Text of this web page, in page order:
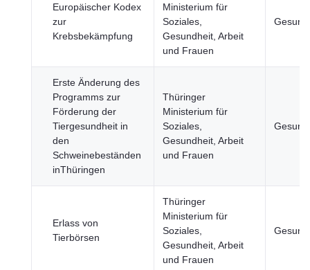
Europäischer Kodex
zur
Krebsbekämpfung
Ministerium für
Soziales,
Gesundheit, Arbeit
und Frauen
Erste Änderung des
Programms zur
Förderung der
Tiergesundheit in
den
Schweinebeständen
inThüringen
Thüringer
Ministerium für
Soziales,
Gesundheit, Arbeit
und Frauen
Erlass von
Tierbörsen
Thüringer
Ministerium für
Soziales,
Gesundheit, Arbeit
und Frauen